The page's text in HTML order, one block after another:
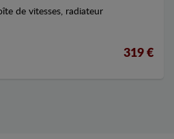
de vitesses, radiateur
319 €